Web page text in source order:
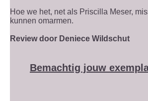
Hoe we het, net als Priscilla Meser,
kunnen omarmen.
Review door Deniece Wildschut
Bemachtig jouw